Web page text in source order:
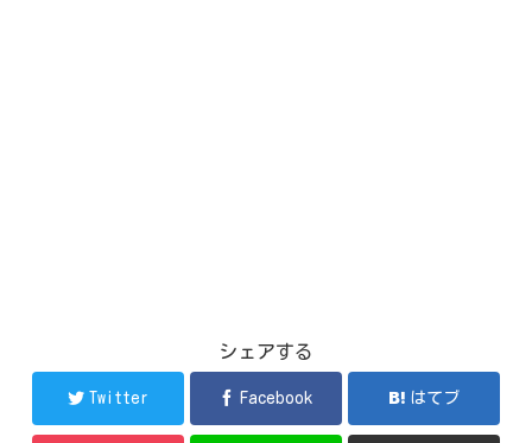
シェアする
Twitter Facebook はてブ